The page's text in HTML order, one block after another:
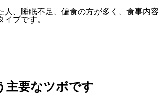
人、睡眠不足、偏食の方が多く、食事内容
プです。
主要なツボです